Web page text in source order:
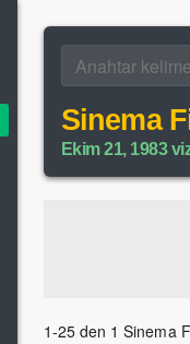
Sinema
Ekim 21, 1983
1-25 den 1 Sinema